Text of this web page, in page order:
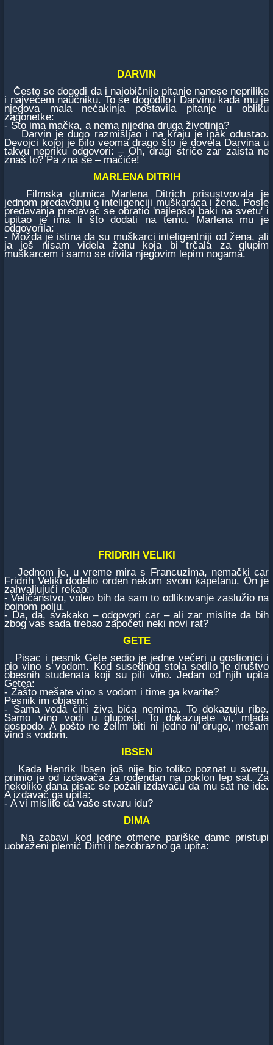
DARVIN
Često se dogodi da i najobičnije pitanje nanese neprilike
i najvećem naučniku. To se dogodilo i Darvinu kada mu je
njegova mala nećakinja postavila pitanje u obliku
zagonetke:
- Što ima mačka, a nema nijedna druga životinja?
Darvin je dugo razmišljao i na kraju je ipak odustao.
Devojci kojoj je bilo veoma drago što je dovela Darvina u
takvu nepriku odgovori: – Oh, dragi striče zar zaista ne
znaš to? Pa zna se – mačiće!
MARLENA DITRIH
Filmska glumica Marlena Ditrich prisustvovala je
jednom predavanju o inteligenciji muškaraca i žena. Posle
predavanja predavač se obratio 'najlepšoj baki na svetu' i
upitao je ima li što dodati na temu. Marlena mu je
odgovorila:
- Možda je istina da su muškarci inteligentniji od žena, ali
ja još nisam videla ženu koja bi trčala za glupim
muškarcem i samo se divila njegovim lepim nogama.
FRIDRIH VELIKI
Jednom je, u vreme mira s Francuzima, nemački car
Fridrih Veliki dodelio orden nekom svom kapetanu. On je
zahvaljujući rekao:
- Veličanstvo, voleo bih da sam to odlikovanje zaslužio na
bojnom polju.
- Da, da, svakako – odgovori car – ali zar mislite da bih
zbog vas sada trebao započeti neki novi rat?
GETE
Pisac i pesnik Gete sedio je jedne večeri u gostionici i
pio vino s vodom. Kod susednog stola sedilo je društvo
obesnih studenata koji su pili vino. Jedan od njih upita
Getea:
- Zašto mešate vino s vodom i time ga kvarite?
Pesnik im objasni:
- Sama voda čini živa bića nemima. To dokazuju ribe.
Samo vino vodi u glupost. To dokazujete vi, mlada
gospodo. A pošto ne želim biti ni jedno ni drugo, mešam
vino s vodom.
IBSEN
Kada Henrik Ibsen još nije bio toliko poznat u svetu,
primio je od izdavača za rođendan na poklon lep sat. Za
nekoliko dana pisac se požali izdavaču da mu sat ne ide.
A izdavač ga upita:
- A vi mislite da vaše stvaru idu?
DIMA
Na zabavi kod jedne otmene pariške dame pristupi
uobraženi plemić Dimi i bezobrazno ga upita: